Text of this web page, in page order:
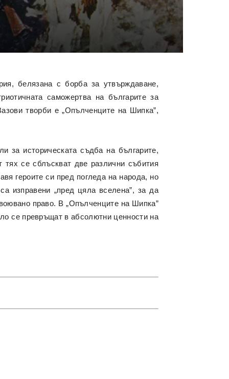
белязана с борба за утвърждаване,
саможертва на българите за
творби е „Опълченците на Шипка”,
за историческата съдба на българите,
се сблъскват две различни събития
героите си пред погледа на народа, но
изправени „пред цяла вселена”, за да
право. В „Опълченците на Шипка”
се превръщат в абсолютни ценности на